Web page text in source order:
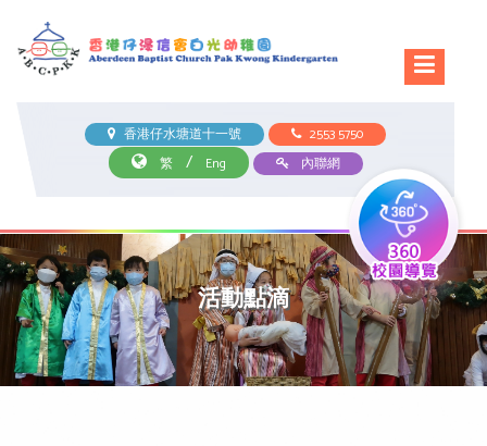
香港仔水塘道十一號
2553 5750
繁
/ Eng 內聯網
活動點滴